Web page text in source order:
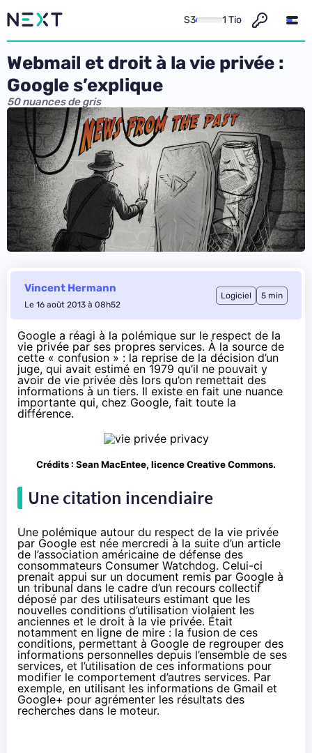
S3 1 Tio
Webmail et droit à la vie privée :
Google s’explique
50 nuances de gris
Vincent Hermann
Le 16 août 2013 à 08h52
Logiciel 5 min
Google a réagi à la polémique sur le respect de la
vie privée par ses propres services. À la source de
cette « confusion » : la reprise de la décision d’un
juge, qui avait estimé en 1979 qu’il ne pouvait y
avoir de vie privée dès lors qu’on remettait des
informations à un tiers. Il existe en fait une nuance
importante qui, chez Google, fait toute la
différence.
Crédits : Sean MacEntee, licence Creative Commons.
Une citation incendiaire
Une polémique autour du respect de la vie privée
par Google est née mercredi à la suite d’un article
de l’association américaine de défense des
consommateurs Consumer Watchdog. Celui-ci
prenait appui sur un document remis par Google à
un tribunal dans le cadre d’un recours collectif
déposé par des utilisateurs estimant que les
nouvelles conditions d’utilisation violaient les
anciennes et le droit à la vie privée. Était
notamment en ligne de mire : la fusion de ces
conditions, permettant à Google de regrouper des
informations personnelles depuis l’ensemble de ses
services, et l’utilisation de ces informations pour
modifier le comportement d’autres services. Par
exemple, en utilisant les informations de Gmail et
Google+ pour agrémenter les résultats des
recherches dans le moteur.